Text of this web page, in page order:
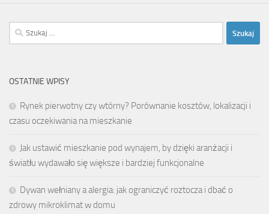
Szukaj:
OSTATNIE WPISY
Rynek pierwotny czy wtórny? Porównanie kosztów, lokalizacji i
czasu oczekiwania na mieszkanie
Jak ustawić mieszkanie pod wynajem, by dzięki aranżacji i
światłu wydawało się większe i bardziej funkcjonalne
Dywan wełniany a alergia: jak ograniczyć roztocza i dbać o
zdrowy mikroklimat w domu